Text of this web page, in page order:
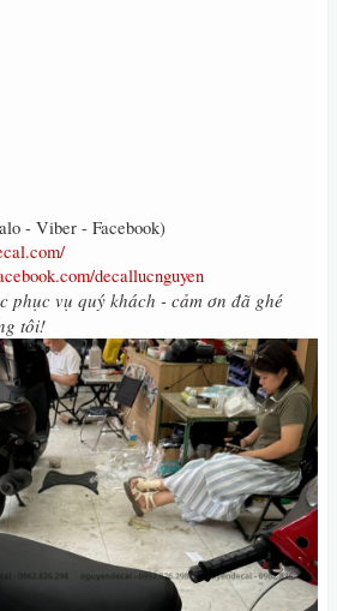
- Viber - Facebook)
decallucnguyen
phục vụ quý khách - cảm ơn đã ghé
tôi!